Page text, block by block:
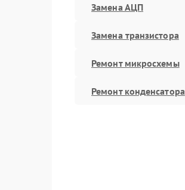
Замена АЦП
Замена транзистора
Ремонт микросхемы
Ремонт конденсатора